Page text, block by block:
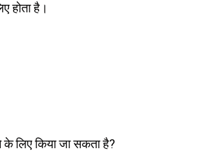
होता है।
लिए किया जा सकता है?